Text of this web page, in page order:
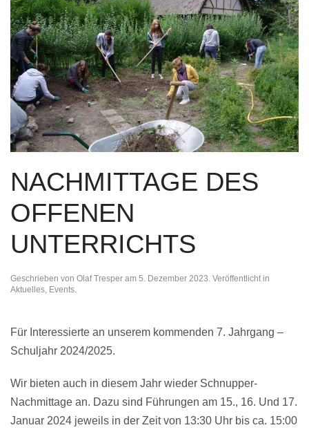
NACHMITTAGE DES
OFFENEN
UNTERRICHTS
Geschrieben von Olaf Tresper am 5. Dezember 2023. Veröffentlicht in
Aktuelles, Events.
Für Interessierte an unserem kommenden 7. Jahrgang –
Schuljahr 2024/2025.
Wir bieten auch in diesem Jahr wieder Schnupper-
Nachmittage an. Dazu sind Führungen am 15., 16. Und 17.
Januar 2024 jeweils in der Zeit von 13:30 Uhr bis ca. 15:00